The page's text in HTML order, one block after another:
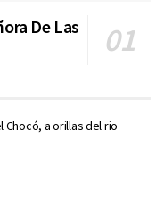
De Las
Chocó, a orillas del rio